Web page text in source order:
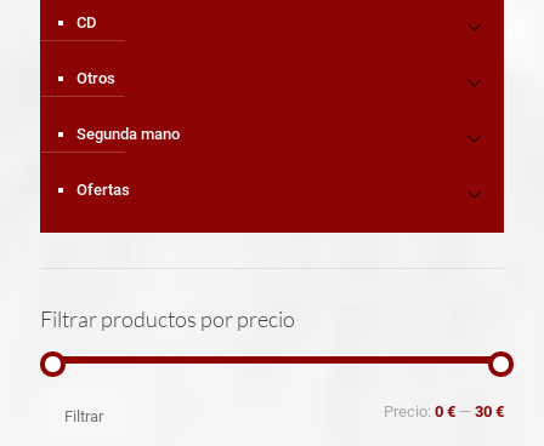
CD
Otros
Segunda mano
Ofertas
Filtrar productos por precio
mínimo
máximo
Filtrar Precio: 0 € — 30 €